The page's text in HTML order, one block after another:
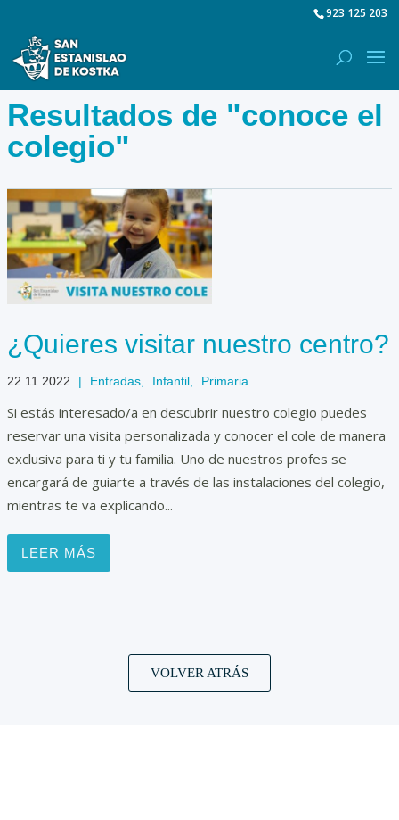
923 125 203
Resultados de "conoce el
colegio"
¿Quieres visitar nuestro centro?
22.11.2022 | Entradas, Infantil, Primaria
Si estás interesado/a en descubrir nuestro colegio puedes
reservar una visita personalizada y conocer el cole de manera
exclusiva para ti y tu familia. Uno de nuestros profes se
encargará de guiarte a través de las instalaciones del colegio,
mientras te va explicando...
LEER MÁS
VOLVER ATRÁS